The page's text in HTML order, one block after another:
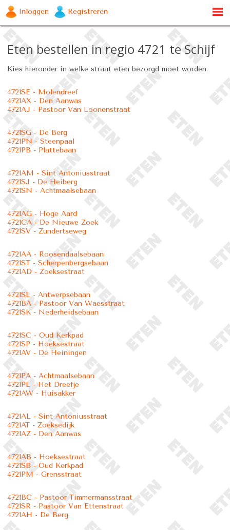
Inloggen Registreren
Eten bestellen in regio 4721 te Schijf
Kies hieronder in welke straat eten bezorgd moet worden.
4721SE - Molendreef
4721AX - Den Aanwas
4721AJ - Pastoor Van Loonenstraat
4721SG - De Berg
4721PN - Steenpaal
4721PB - Plattebaan
4721AM - Sint Antoniusstraat
4721SJ - De Heiberg
4721SN - Achtmaalsebaan
4721AG - Hoge Aard
4721CA - De Nieuwe Zoek
4721SV - Zundertseweg
4721AA - Roosendaalsebaan
4721ST - Scherpenbergsebaan
4721AD - Zoeksestraat
4721SL - Antwerpsebaan
4721BA - Pastoor Van Waesstraat
4721SK - Nederheidsebaan
4721SC - Oud Kerkpad
4721SP - Hoeksestraat
4721AV - De Heiningen
4721PA - Achtmaalsebaan
4721PL - Het Dreefje
4721AW - Huisakker
4721AL - Sint Antoniusstraat
4721AT - Zoeksedijk
4721AZ - Den Aanwas
4721AB - Hoeksestraat
4721SB - Oud Kerkpad
4721PM - Grensstraat
4721BC - Pastoor Timmermansstraat
4721SR - Pastoor Van Ettenstraat
4721AH - De Berg